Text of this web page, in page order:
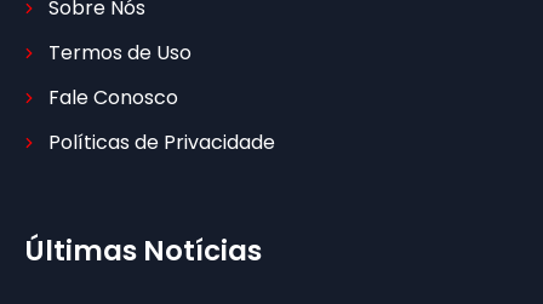
Sobre Nós
Termos de Uso
Fale Conosco
Políticas de Privacidade
Últimas Notícias